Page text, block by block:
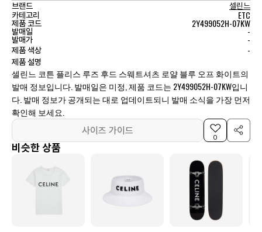
브랜드
셀린느
카테고리
ETC
제품 코드 2Y499052H-07KW
발매일 -
발매가 -
제품 색상 -
제품 설명
셀린느 코튼 플리스 루즈 후드 스웨트셔츠 로얄 블루 오프 화이트의
발매 정보입니다. 발매일은 미정, 제품 코드는 2Y499052H-07KW입니
다. 발매 정보가 공개되는 대로 업데이트되니 발매 소식을 가장 먼저
확인해 보세요.
사이즈 가이드
0
비슷한 상품